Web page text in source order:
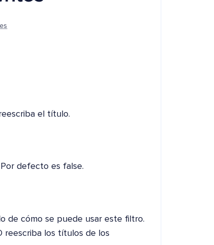
el título.
defecto es false.
de cómo se puede usar este filtro.
reescriba los títulos de los